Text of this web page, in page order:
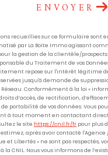
ENVOYER
recueillies sur ce formulaire sont
par La Boite Immo agissant
la gestion de la clientèle/prospects
du Traitement de vos
repose sur l'intérêt légitime
jusqu'à demande de
Réseau. Conformément à la loi «
d’accès, de rectification,
portabilité de vos données. Vous
à tout moment en contactant
le site https://cnil.fr/fr pour plus
estimez, après avoir contacté l'Agence
et Libertés » ne sont pas respectés,
la CNIL. Nous vous informons de